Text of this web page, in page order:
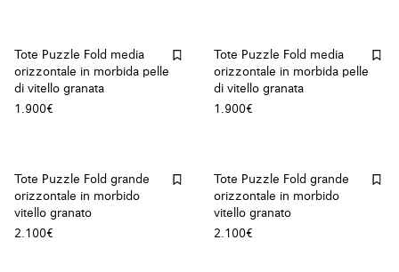
Tote Puzzle Fold media
orizzontale in morbida pelle
di vitello granata
1.900€
Tote Puzzle Fold media
orizzontale in morbida pelle
di vitello granata
1.900€
Tote Puzzle Fold grande
orizzontale in morbido
vitello granato
2.100€
Tote Puzzle Fold grande
orizzontale in morbido
vitello granato
2.100€